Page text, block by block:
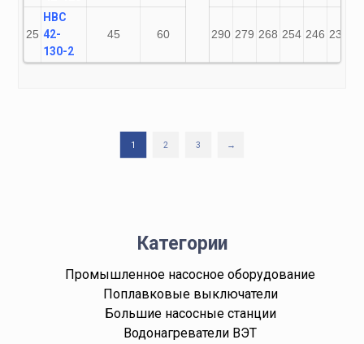
25
НВС
42-
130-2
45 60 290 279 268 254 246 235
1 2 3 →
Категории
Промышленное насосное оборудование
Поплавковые выключатели
Большие насосные станции
Водонагреватели ВЭТ